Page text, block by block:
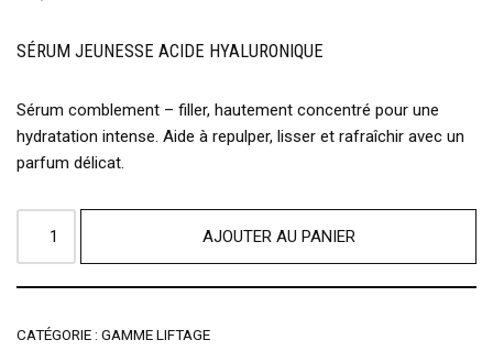
SÉRUM JEUNESSE ACIDE HYALURONIQUE
Sérum comblement – filler, hautement concentré pour une
hydratation intense. Aide à repulper, lisser et rafraîchir avec un
parfum délicat.
AJOUTER AU PANIER
CATÉGORIE : GAMME LIFTAGE